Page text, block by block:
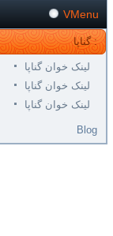
VMenu
گناپا :
لینک خوان گناپا
لینک خوان گناپا
لینک خوان گناپا
Blog